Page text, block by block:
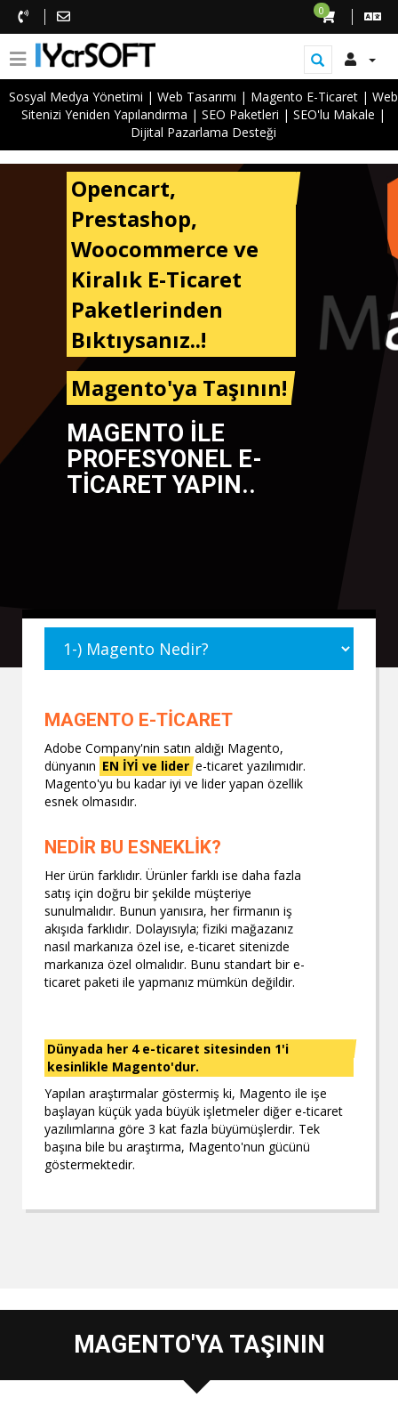
0
Sosyal Medya Yönetimi | Web Tasarımı | Magento E-Ticaret | Web
Sitenizi Yeniden Yapılandırma | SEO Paketleri | SEO'lu Makale |
Dijital Pazarlama Desteği
Opencart,
Prestashop,
Woocommerce ve
Kiralık E-Ticaret
Paketlerinden
Bıktıysanız..!
Magento'ya Taşının!
MAGENTO İLE
PROFESYONEL E-
TİCARET YAPIN..
MAGENTO E-TİCARET
Adobe Company'nin satın aldığı Magento,
dünyanın EN İYİ ve lidere-ticaret yazılımıdır.
Magento'yu bu kadar iyi ve lider yapan özellik
esnek olmasıdır.
NEDİR BU ESNEKLİK?
Her ürün farklıdır. Ürünler farklı ise daha fazla
satış için doğru bir şekilde müşteriye
sunulmalıdır. Bunun yanısıra, her firmanın iş
akışıda farklıdır. Dolayısıyla; fiziki mağazanız
nasıl markanıza özel ise, e-ticaret sitenizde
markanıza özel olmalıdır. Bunu standart bir e-
ticaret paketi ile yapmanız mümkün değildir.
Dünyada her 4 e-ticaret sitesinden 1'i
kesinlikle Magento'dur.
Yapılan araştırmalar göstermiş ki, Magento ile işe
başlayan küçük yada büyük işletmeler diğer e-ticaret
yazılımlarına göre 3 kat fazla büyümüşlerdir. Tek
başına bile bu araştırma, Magento'nun gücünü
göstermektedir.
MAGENTO'YA TAŞININ